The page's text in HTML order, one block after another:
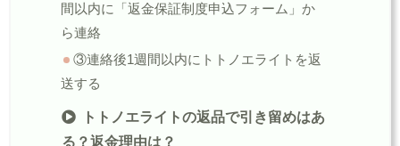
間以内に「返金保証制度申込フォーム」か
ら連絡
③連絡後1週間以内にトトノエライトを返
送する
トトノエライトの返品で引き留めはあ
る？返金理由は？